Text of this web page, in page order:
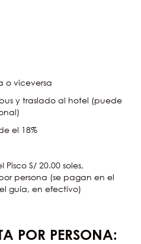
o viceversa
y traslado al hotel (puede
el 18%
S/ 20.00 soles,
persona (se pagan en el
guía, en efectivo)
POR PERSONA: